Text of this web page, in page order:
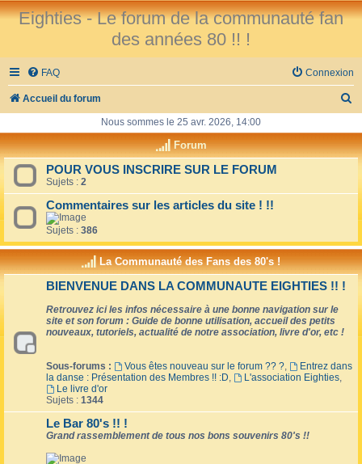
Eighties - Le forum de la communauté fan
des années 80 !! !
FAQ Connexion
Accueil du forum
h
h
e
Nous sommes le 25 avr. 2026, 14:00
Forum
POUR VOUS INSCRIRE SUR LE FORUM
Sujets : 2
Commentaires sur les articles du site ! !!
Sujets : 386
La Communauté des Fans des 80's !
BIENVENUE DANS LA COMMUNAUTE EIGHTIES !! !
Retrouvez ici les infos nécessaire à une bonne navigation sur le
site et son forum : Guide de bonne utilisation, accueil des petits
nouveaux, tutoriels, actualité de notre association, livre d'or, etc !
Sous-forums : Vous êtes nouveau sur le forum ?? ?,
Entrez dans
la danse : Présentation des Membres !! :D, L'association Eighties,
Le livre d'or
Sujets : 1344
Le Bar 80's !! !
Grand rassemblement de tous nos bons souvenirs 80's !!